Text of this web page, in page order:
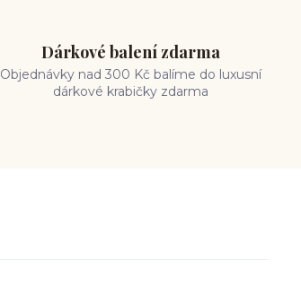
Dárkové balení zdarma
Objednávky nad 300 Kč balíme do luxusní
dárkové krabičky zdarma